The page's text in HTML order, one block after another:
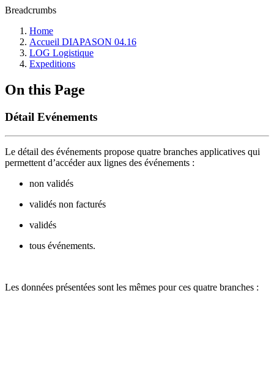
Breadcrumbs
Home
Accueil DIAPASON 04.16
LOG Logistique
Expeditions
On this Page
Détail Evénements
Le détail des événements propose quatre branches applicatives qui
permettent d’accéder aux lignes des événements :
non validés
validés non facturés
validés
tous événements.
Les données présentées sont les mêmes pour ces quatre branches :